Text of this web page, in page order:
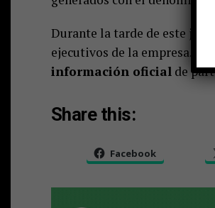
Durante la tarde de este
ejecutivos de la empresa.
información oficial de
Share this:
Facebook